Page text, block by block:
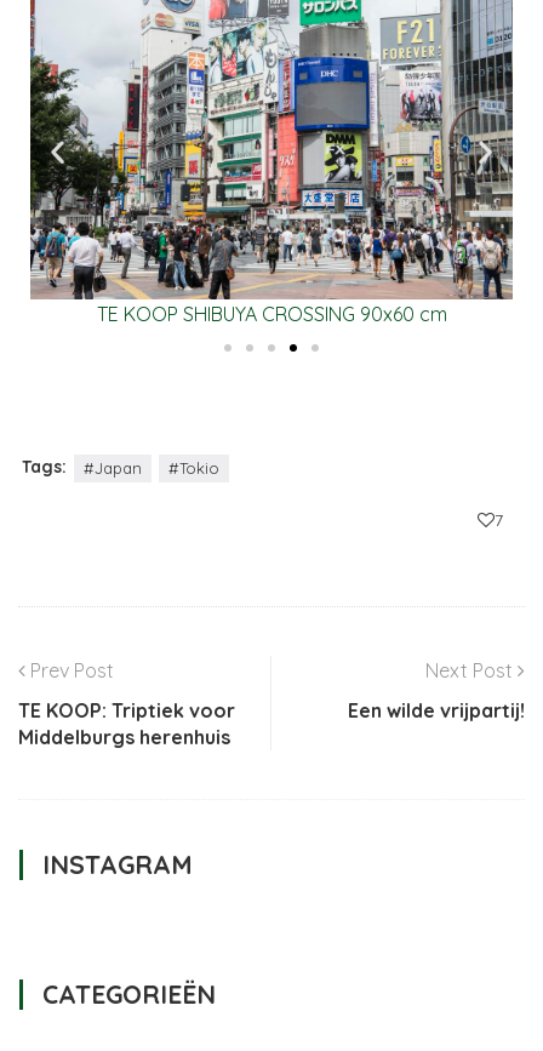
TE KOOP SHIBUYA CROSSING 90x60 cm
Tags: #Japan #Tokio
7
Prev Post
TE KOOP: Triptiek voor
Middelburgs herenhuis
Next Post
Een wilde vrijpartij!
INSTAGRAM
CATEGORIEËN